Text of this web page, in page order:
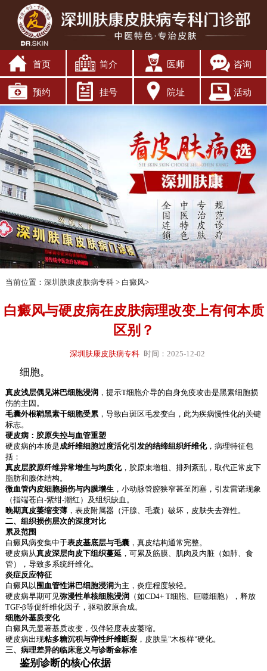
首页 简介 医师 咨询
预约 挂号 院址 活动
当前位置： 深圳肤康皮肤病专科> 白癜风>
白癜风与硬皮病在皮肤病理改变上有何本质
区别？
深圳肤康皮肤病专科 时间：2025-12-02
细胞。
真皮浅层偶见淋巴细胞浸润 ，提示T细胞介导的自身免疫攻击是黑素细胞损
伤的主因。
毛囊外根鞘黑素干细胞受累，导致白斑区毛发变白，此为疾病慢性化的关键
标志。
硬皮病：胶原失控与血管重塑
硬皮病的本质是成纤维细胞过度活化引发的结缔组织纤维化，病理特征包
括：
真皮层胶原纤维异常增生与均质化，胶原束增粗、排列紊乱，取代正常皮下
脂肪和腺体结构。
微血管内皮细胞损伤与内膜增生 ，小动脉管腔狭窄甚至闭塞，引发雷诺现象
（指端苍白-紫绀-潮红）及组织缺血。
晚期真皮萎缩变薄，表皮附属器（汗腺、毛囊）破坏，皮肤失去弹性。
二、组织损伤层次的深度对比
累及范围
白癜风病变集中于表皮基底层与毛囊，真皮结构通常完整。
硬皮病从真皮深层向皮下组织蔓延 ，可累及筋膜、肌肉及内脏（如肺、食
管），导致多系统纤维化。
炎症反应特征
白癜风以 围血管性淋巴细胞浸润 为主，炎症程度较轻。
硬皮病早期可见弥漫性单核细胞浸润
（如CD4+ T细胞、巨噬细胞），释放
TGF-β等促纤维化因子，驱动胶原合成。
细胞外基质变化
白癜风无显著基质改变，仅伴轻度表皮萎缩。
硬皮病出现粘多糖沉积与弹性纤维断裂，皮肤呈"木板样"硬化。
三、病理差异的临床意义与诊断金标准
鉴别诊断的核心依据